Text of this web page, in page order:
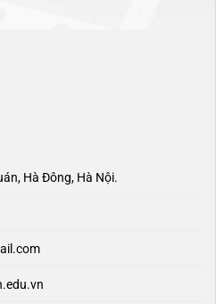
Hà Đông, Hà Nội.